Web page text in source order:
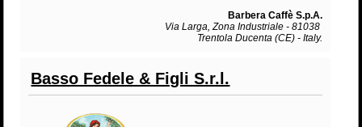
Barbera Caffè S.p.A.
Via Larga, Zona Industriale - 81038
Trentola Ducenta (CE) - Italy.
Basso Fedele & Figli S.r.l.